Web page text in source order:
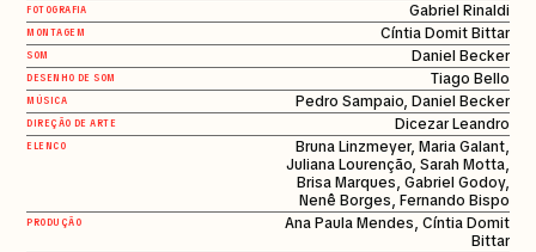
FOTOGRAFIA Gabriel Rinaldi
MONTAGEM Cíntia Domit Bittar
SOM Daniel Becker
DESENHO DE SOM Tiago Bello
MÚSICA Pedro Sampaio, Daniel Becker
DIREÇÃO DE ARTE Dicezar Leandro
ELENCO
Bruna Linzmeyer, Maria Galant,
Juliana Lourenção, Sarah Motta,
Brisa Marques, Gabriel Godoy,
Nenê Borges, Fernando Bispo
PRODUÇÃO
Ana Paula Mendes, Cíntia Domit
Bittar